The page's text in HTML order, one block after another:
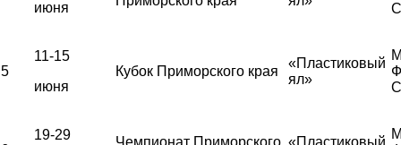
июня
5
11-15
июня
Кубок Приморского края
«Пластиковый
ял»
19-29
Чемпионат Приморского «Пластиковый